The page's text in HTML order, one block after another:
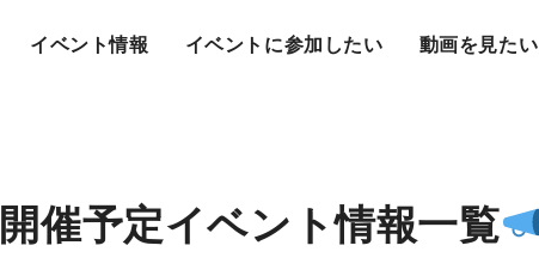
イベント情報 イベントに参加したい 動画を見たい
開催予定イベント情報一覧